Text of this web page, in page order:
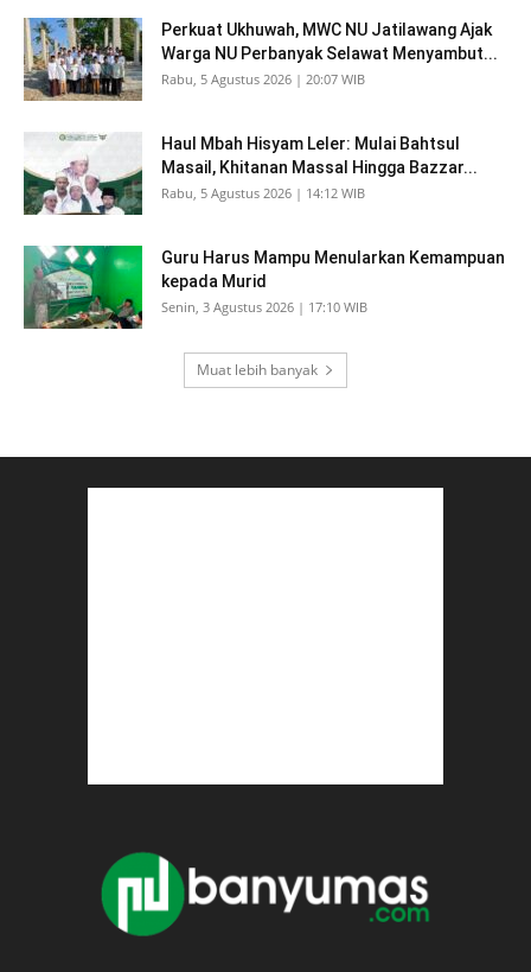
Perkuat Ukhuwah, MWC NU Jatilawang Ajak
Warga NU Perbanyak Selawat Menyambut...
Rabu, 5 Agustus 2026 | 20:07 WIB
Haul Mbah Hisyam Leler: Mulai Bahtsul
Masail, Khitanan Massal Hingga Bazzar...
Rabu, 5 Agustus 2026 | 14:12 WIB
Guru Harus Mampu Menularkan Kemampuan
kepada Murid
Senin, 3 Agustus 2026 | 17:10 WIB
Muat lebih banyak